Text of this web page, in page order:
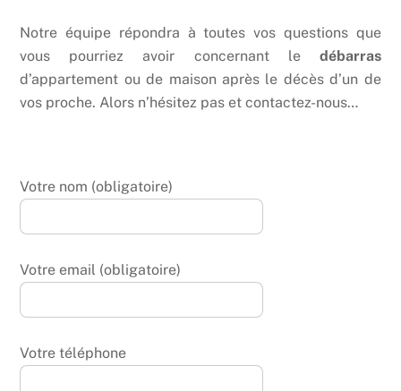
Notre équipe répondra à toutes vos questions que
vous pourriez avoir concernant le débarras
d’appartement ou de maison après le décès d’un de
vos proche. Alors n’hésitez pas et contactez-nous…
Votre nom (obligatoire)
Votre email (obligatoire)
Votre téléphone